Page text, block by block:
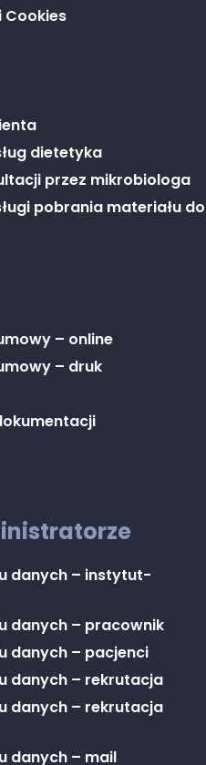
Cookies
dietetyka
przez mikrobiologa
pobrania materiału do
– online
– druk
danych – instytut-
danych – pracownik
danych – pacjenci
danych – rekrutacja
danych – rekrutacja
danych – mail